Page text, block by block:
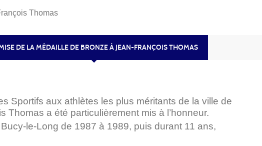
Thomas
DE LA MÉDAILLE DE BRONZE À JEAN-FRANÇOIS THOMAS
Sportifs aux athlètes les plus méritants de la ville de
Thomas a été particulièrement mis à l’honneur.
le-Long de 1987 à 1989, puis durant 11 ans,